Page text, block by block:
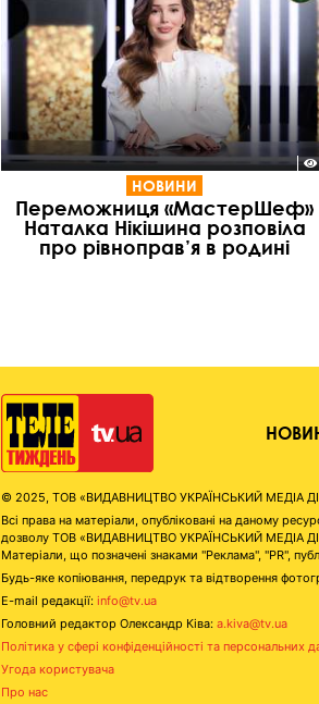
НОВИНИ
Переможниця «МастерШеф»
Наталка Нікішина розповіла
про рівноправ’я в родині
© 2025, ТОВ «ВИДАВНИЦТВО УКРАЇНСЬКИЙ МЕДІА
Всі права на матеріали, опубліковані на даному
дозволу ТОВ «ВИДАВНИЦТВО УКРАЇНСЬКИЙ МЕДІА
Матеріали, що позначені знаками "Реклама", "PR",
Будь-яке копіювання, передрук та відтворення
E-mail редакції: info@tv.ua
Головний редактор Олександр Ківа: a.kiva@tv.ua
Політика у сфері конфіденційності та персональних
Угода користувача
Про нас